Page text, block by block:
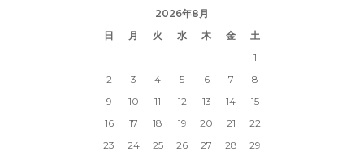
2026年8月
日
月 火 水 木 金
土
1
2
3 4 5 6 7
8
9
10 11 12 13 14
15
16
17 18 19 20 21
22
23
24 25 26 27 28
29